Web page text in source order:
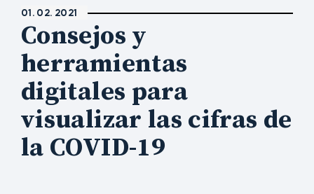
01. 02. 2021
Consejos y
herramientas
digitales para
visualizar las cifras de
la COVID-19